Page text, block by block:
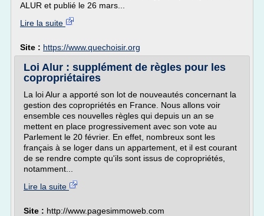
ALUR et publié le 26 mars...
Lire la suite
Site : https://www.quechoisir.org
Loi Alur : supplément de règles pour les
copropriétaires
La loi Alur a apporté son lot de nouveautés concernant la
gestion des copropriétés en France. Nous allons voir
ensemble ces nouvelles règles qui depuis un an se
mettent en place progressivement avec son vote au
Parlement le 20 février. En effet, nombreux sont les
français à se loger dans un appartement, et il est courant
de se rendre compte qu'ils sont issus de copropriétés,
notamment...
Lire la suite
Site : http://www.pagesimmoweb.com